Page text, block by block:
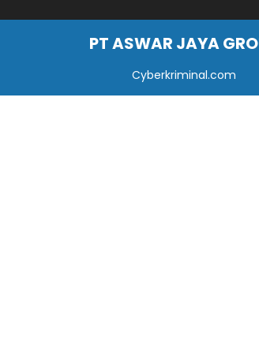
PT ASWAR JAYA
Cyberkriminal.com